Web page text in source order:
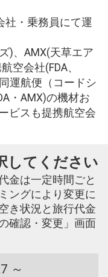
社・乗務員にて運
)、AMX(天草エア
空会社(FDA、
運航便（コードシ
・AMX)の機材お
ビスも提携航空会
してください
金は一定時間ごと
ングにより変更に
き状況と旅行代金
確認・変更」画面
～